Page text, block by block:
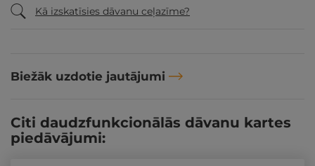
Kā izskatīsies dāvanu ceļazīme?
Biežāk uzdotie jautājumi
Citi daudzfunkcionālās dāvanu kartes
piedāvājumi: